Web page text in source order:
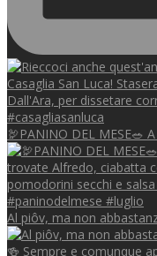
🦃PANINO DEL MESE🥗
Al piôv, ma non